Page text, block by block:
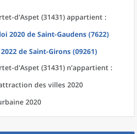
d'Aspet (31431) appartient :
2020 de Saint-Gaudens (7622)
de Saint-Girons (09261)
d'Aspet (31431) n’appartient :
des villes 2020
2020